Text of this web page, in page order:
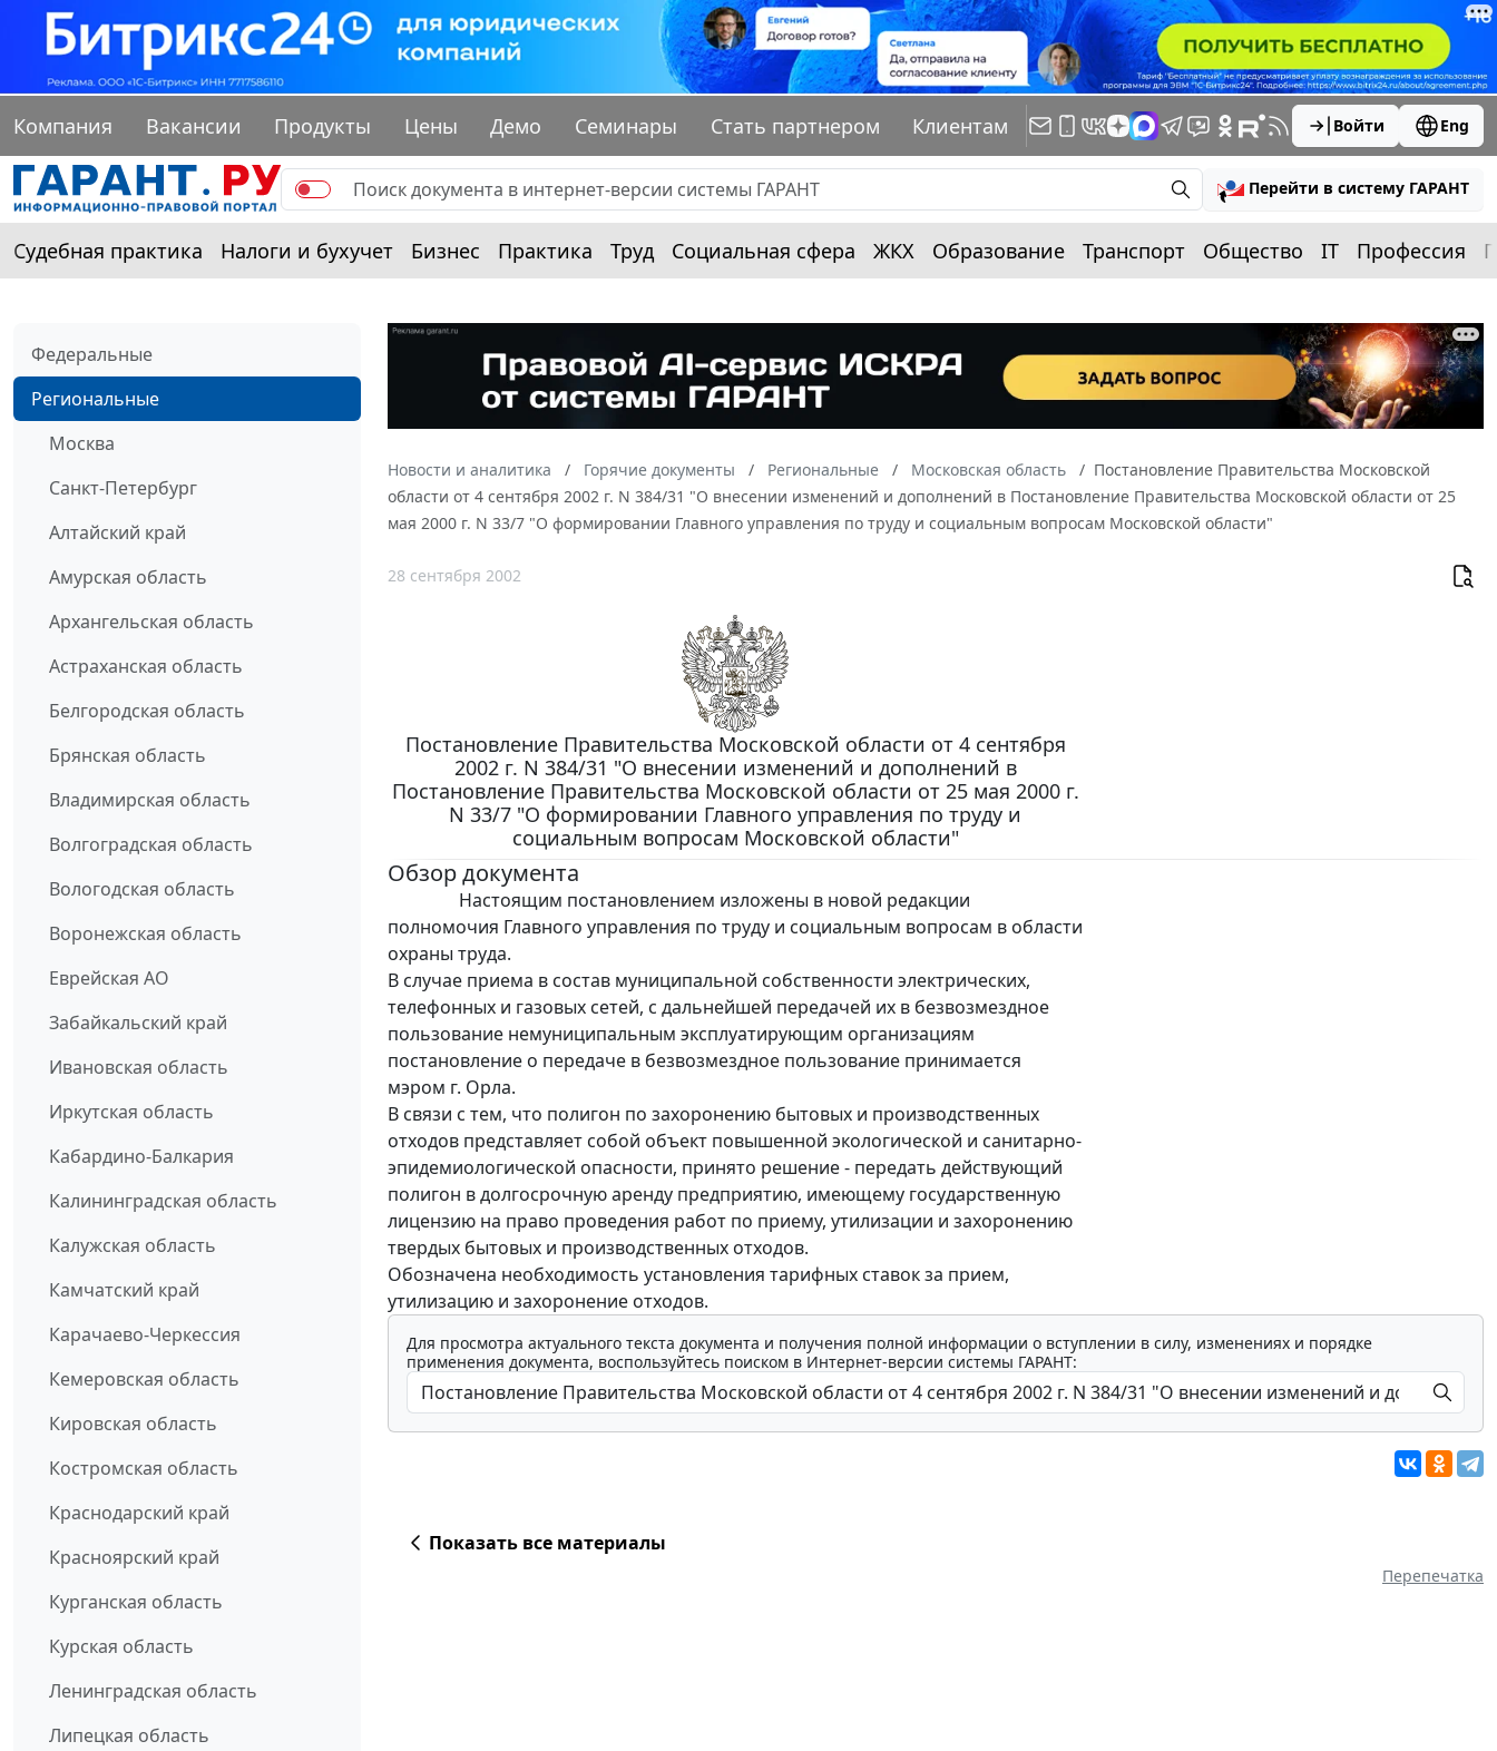
Компания Вакансии Продукты Цены Демо Семинары Стать партнером Клиентам Войти Eng
Перейти в систему ГАРАНТ
Судебная практика Налоги и бухучет Бизнес Практика Труд Социальная сфера ЖКХ Образование Транспорт Общество IT Профессия
Федеральные
Региональные
Москва
Санкт-Петербург
Алтайский край
Амурская область
Архангельская область
Астраханская область
Белгородская область
Брянская область
Владимирская область
Волгоградская область
Вологодская область
Воронежская область
Еврейская АО
Забайкальский край
Ивановская область
Иркутская область
Кабардино-Балкария
Калининградская область
Калужская область
Камчатский край
Карачаево-Черкессия
Кемеровская область
Кировская область
Костромская область
Краснодарский край
Красноярский край
Курганская область
Курская область
Ленинградская область
Липецкая область
Новости и аналитика Горячие документы Региональные Московская область
Постановление Правительства Московской
области от 4 сентября 2002 г. N 384/31 "О внесении изменений и дополнений в Постановление Правительства Московской области от 25
мая 2000 г. N 33/7 "О формировании Главного управления по труду и социальным вопросам Московской области"
28 сентября 2002
Постановление Правительства Московской области от 4 сентября
2002 г. N 384/31 "О внесении изменений и дополнений в
Постановление Правительства Московской области от 25 мая 2000 г.
N 33/7 "О формировании Главного управления по труду и
социальным вопросам Московской области"
Обзор документа
Настоящим постановлением изложены в новой редакции
полномочия Главного управления по труду и социальным вопросам в области
охраны труда.
В случае приема в состав муниципальной собственности электрических,
телефонных и газовых сетей, с дальнейшей передачей их в безвозмездное
пользование немуниципальным эксплуатирующим организациям
постановление о передаче в безвозмездное пользование принимается
мэром г. Орла.
В связи с тем, что полигон по захоронению бытовых и производственных
отходов представляет собой объект повышенной экологической и санитарно-
эпидемиологической опасности, принято решение - передать действующий
полигон в долгосрочную аренду предприятию, имеющему государственную
лицензию на право проведения работ по приему, утилизации и захоронению
твердых бытовых и производственных отходов.
Обозначена необходимость установления тарифных ставок за прием,
утилизацию и захоронение отходов.
Для просмотра актуального текста документа и получения полной информации о вступлении в силу, изменениях и порядке
применения документа, воспользуйтесь поиском в Интернет-версии системы ГАРАНТ:
Показать все материалы
Перепечатка